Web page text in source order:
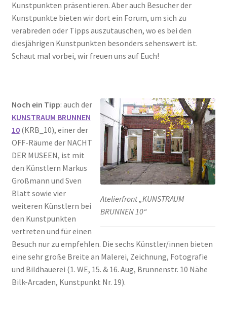
Kunstpunkten präsentieren. Aber auch Besucher der
Kunstpunkte bieten wir dort ein Forum, um sich zu
verabreden oder Tipps auszutauschen, wo es bei den
diesjährigen Kunstpunkten besonders sehenswert ist.
Schaut mal vorbei, wir freuen uns auf Euch!
Atelierfront „KUNSTRAUM
BRUNNEN 10“
Noch ein Tipp: auch der
KUNSTRAUM BRUNNEN
10(KRB_10), einer der
OFF-Räume der NACHT
DER MUSEEN, ist mit
den Künstlern Markus
Großmann und Sven
Blatt sowie vier
weiteren Künstlern bei
den Kunstpunkten
vertreten und für einen
Besuch nur zu empfehlen. Die sechs Künstler/innen bieten
eine sehr große Breite an Malerei, Zeichnung, Fotografie
und Bildhauerei (1. WE, 15. & 16. Aug, Brunnenstr. 10 Nähe
Bilk-Arcaden, Kunstpunkt Nr. 19).